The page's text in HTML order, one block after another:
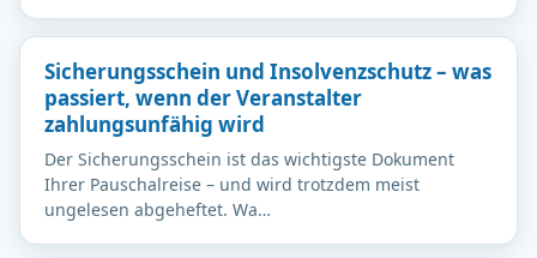
Sicherungsschein und Insolvenzschutz – was
passiert, wenn der Veranstalter
zahlungsunfähig wird
Der Sicherungsschein ist das wichtigste Dokument
Ihrer Pauschalreise – und wird trotzdem meist
ungelesen abgeheftet. Wa…